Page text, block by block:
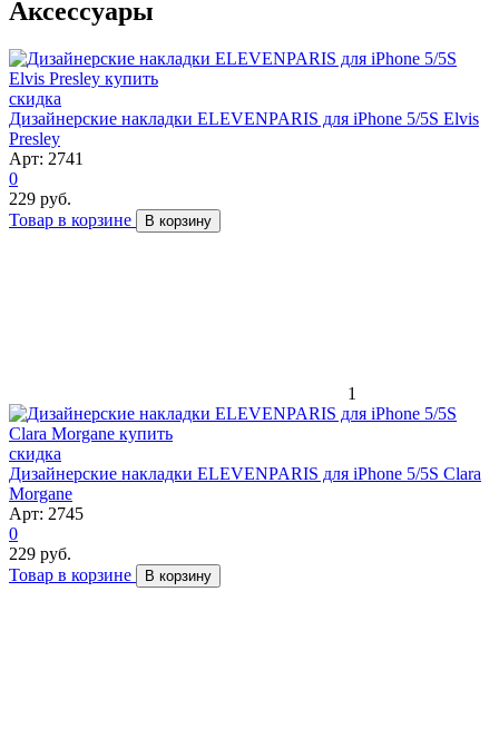
Аксессуары
скидка
Дизайнерские накладки ELEVENPARIS для iPhone 5/5S Elvis
Presley
Арт: 2741
0
229 руб.
Товар в корзине
В корзину
1
скидка
Дизайнерские накладки ELEVENPARIS для iPhone 5/5S Clara
Morgane
Арт: 2745
0
229 руб.
Товар в корзине
В корзину